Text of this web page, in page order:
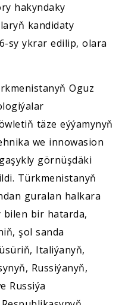
hakyndaky
kandidaty
sy ykrar edilip, olara
Oguz
täze eýýamynyň
we innowasion
görnüşdäki
Türkmenistanyň
guralan halkara
bilen bir hatarda,
şol sanda
Italiýanyň,
Russiýanyň,
Russiýa